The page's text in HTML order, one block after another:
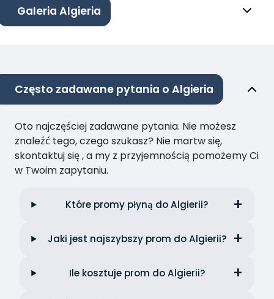
Galeria Algieria
Często zadawane pytania o Algieria
Oto najczęściej zadawane pytania. Nie możesz
znaleźć tego, czego szukasz? Nie martw się,
skontaktuj się , a my z przyjemnością pomożemy Ci
w Twoim zapytaniu.
Które promy płyną do Algierii?
Jaki jest najszybszy prom do Algierii?
Ile kosztuje prom do Algierii?